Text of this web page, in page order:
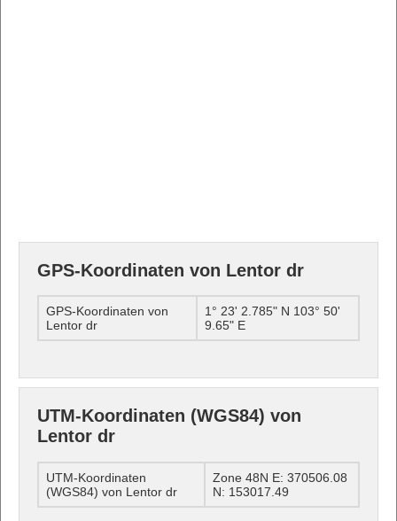
GPS-Koordinaten von Lentor dr
GPS-Koordinaten von
Lentor dr
1° 23' 2.785" N 103° 50'
9.65" E
UTM-Koordinaten (WGS84) von
Lentor dr
UTM-Koordinaten
(WGS84) von Lentor dr
Zone 48N E: 370506.08
N: 153017.49